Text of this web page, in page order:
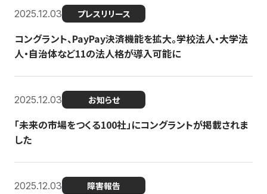
2025.12.03 プレスリリース
コングラント、PayPay決済機能を拡大。学校法人・大学法
人・自治体など11の法人格が導入可能に
2025.12.03 お知らせ
「未来の市場をつくる100社」にコングラントが掲載されま
した
2025.12.03 障害報告